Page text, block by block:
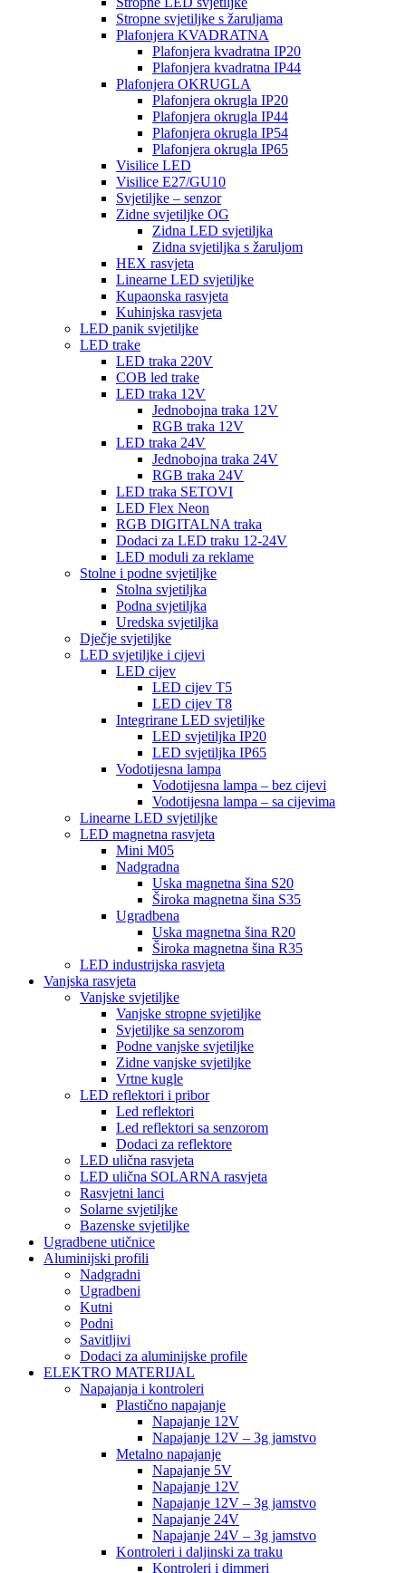
Stropne svjetiljke s žaruljama
Plafonjera KVADRATNA
Plafonjera kvadratna IP20
Plafonjera kvadratna IP44
Plafonjera OKRUGLA
Plafonjera okrugla IP20
Plafonjera okrugla IP44
Plafonjera okrugla IP54
Plafonjera okrugla IP65
Visilice LED
Visilice E27/GU10
Svjetiljke – senzor
Zidne svjetiljke OG
Zidna LED svjetiljka
Zidna svjetiljka s žaruljom
HEX rasvjeta
Linearne LED svjetiljke
Kupaonska rasvjeta
Kuhinjska rasvjeta
LED panik svjetiljke
LED trake
LED traka 220V
COB led trake
LED traka 12V
Jednobojna traka 12V
RGB traka 12V
LED traka 24V
Jednobojna traka 24V
RGB traka 24V
LED traka SETOVI
LED Flex Neon
RGB DIGITALNA traka
Dodaci za LED traku 12-24V
LED moduli za reklame
Stolne i podne svjetiljke
Stolna svjetiljka
Podna svjetiljka
Uredska svjetiljka
Dječje svjetiljke
LED svjetiljke i cijevi
LED cijev
LED cijev T5
LED cijev T8
Integrirane LED svjetiljke
LED svjetiljka IP20
LED svjetiljka IP65
Vodotijesna lampa
Vodotijesna lampa – bez cijevi
Vodotijesna lampa – sa cijevima
Linearne LED svjetiljke
LED magnetna rasvjeta
Mini M05
Nadgradna
Uska magnetna šina S20
Široka magnetna šina S35
Ugradbena
Uska magnetna šina R20
Široka magnetna šina R35
LED industrijska rasvjeta
Vanjska rasvjeta
Vanjske svjetiljke
Vanjske stropne svjetiljke
Svjetiljke sa senzorom
Podne vanjske svjetiljke
Zidne vanjske svjetiljke
Vrtne kugle
LED reflektori i pribor
Led reflektori
Led reflektori sa senzorom
Dodaci za reflektore
LED ulična rasvjeta
LED ulična SOLARNA rasvjeta
Rasvjetni lanci
Solarne svjetiljke
Bazenske svjetiljke
Ugradbene utičnice
Aluminijski profili
Nadgradni
Ugradbeni
Kutni
Podni
Savitljivi
Dodaci za aluminijske profile
ELEKTRO MATERIJAL
Napajanja i kontroleri
Plastično napajanje
Napajanje 12V
Napajanje 12V – 3g jamstvo
Metalno napajanje
Napajanje 5V
Napajanje 12V
Napajanje 12V – 3g jamstvo
Napajanje 24V
Napajanje 24V – 3g jamstvo
Kontroleri i daljinski za traku
Kontroleri i dimmeri